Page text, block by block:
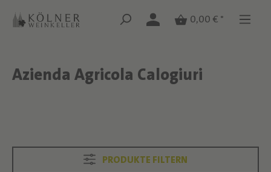
Zum Hauptinhalt springen
Zum Hauptinhalt springen
0,00 € *
Text überspringen
Azienda Agricola Calogiuri
Text überspringen
PRODUKTE FILTERN